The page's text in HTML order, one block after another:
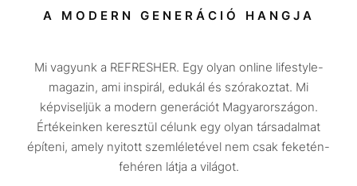
Társadalom
Utazás
Életmód
Design
Beszélgetések
A MODERN GENERÁCIÓ HANGJA
Mi vagyunk a REFRESHER. Egy olyan online lifestyle-
magazin, ami inspirál, edukál és szórakoztat. Mi
képviseljük a modern generációt Magyarországon.
Értékeinken keresztül célunk egy olyan társadalmat
építeni, amely nyitott szemléletével nem csak feketén-
fehéren látja a világot.